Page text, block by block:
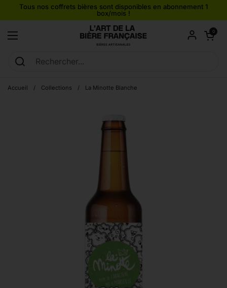
Passer au contenu
Tous nos coffrets bières sont disponibles en abonnement 1
box/mois !
Ouvrir le menu
Ouvrir le
0
Accueil / Collections / La Minotte Blanche